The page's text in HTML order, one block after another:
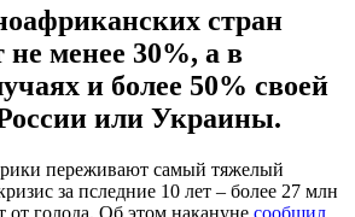
стран
менее 30%, а в
и более 50% своей
или Украины.
переживают самый тяжелый
за пследние 10 лет – более 27 млн
от голода. Об этом накануне сообщил